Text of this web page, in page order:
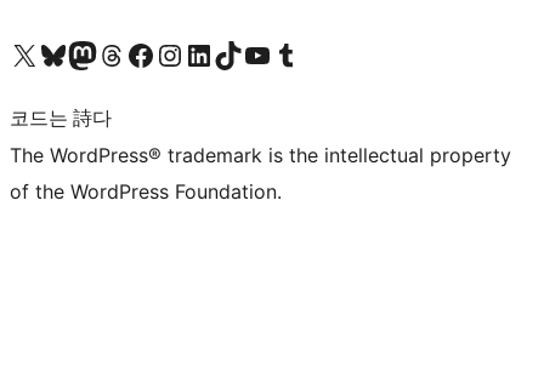
X(이전 트위터) 계정 방문하기블루스카이 계정 방문하기마스토돈 계정 방문하기스레드 계정 방문하기 페이스북 페이지 방문하기인스타그램 계정 방문하기 LinkedIn 계정 방문하기틱톡 계정 방문하기유튜브 채널 방문하기 텀블러 계정 방문하기
코드는 詩다
The WordPress® trademark is the intellectual property
of the WordPress Foundation.